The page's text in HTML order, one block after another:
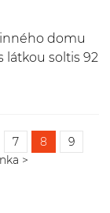
domu
látkou soltis 92
7 8
9
>